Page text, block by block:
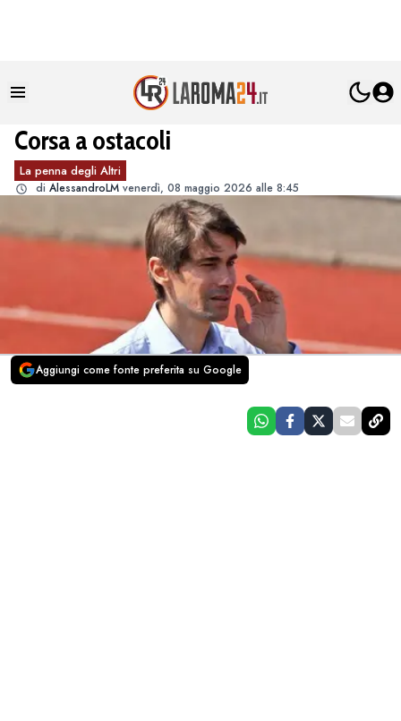
Corsa a ostacoli
La penna degli Altri
di AlessandroLM venerdì, 08 maggio 2026 alle 8:45
Aggiungi come fonte preferita su Google